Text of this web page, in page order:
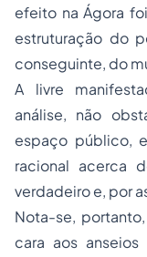
efeito na Ágora
estruturação do
conseguinte, do
A livre
análise, não
espaço público,
racional acerca
verdadeiro e, por
Nota-se,
cara aos